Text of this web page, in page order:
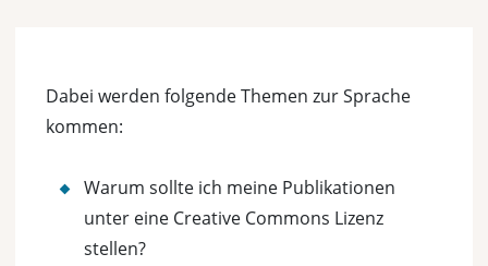
Dabei werden folgende Themen zur Sprache
kommen:
Warum sollte ich meine Publikationen
unter eine Creative Commons Lizenz
stellen?